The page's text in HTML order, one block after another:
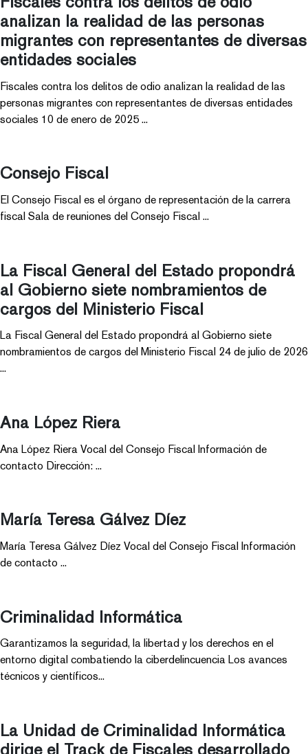
analizan la realidad de las personas
migrantes con representantes de diversas
entidades sociales
Fiscales contra los delitos de odio analizan la realidad de las
personas migrantes con representantes de diversas entidades
sociales 10 de enero de 2025 ...
Consejo Fiscal
El Consejo Fiscal es el órgano de representación de la carrera
fiscal Sala de reuniones del Consejo Fiscal ...
La Fiscal General del Estado propondrá
al Gobierno siete nombramientos de
cargos del Ministerio Fiscal
La Fiscal General del Estado propondrá al Gobierno siete
nombramientos de cargos del Ministerio Fiscal 24 de julio de 2026
...
Ana López Riera
Ana López Riera Vocal del Consejo Fiscal Información de
contacto Dirección: ...
María Teresa Gálvez Díez
María Teresa Gálvez Díez Vocal del Consejo Fiscal Información
de contacto ...
Criminalidad Informática
Garantizamos la seguridad, la libertad y los derechos en el
entorno digital combatiendo la ciberdelincuencia Los avances
técnicos y científicos...
La Unidad de Criminalidad Informática
dirige el Track de Fiscales desarrollado